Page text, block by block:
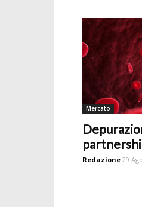
Mercato
Redazione 29